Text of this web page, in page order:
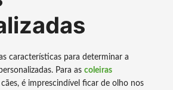
características para determinar a
Para ascoleiras
cães, é imprescindível ficar de olho nos